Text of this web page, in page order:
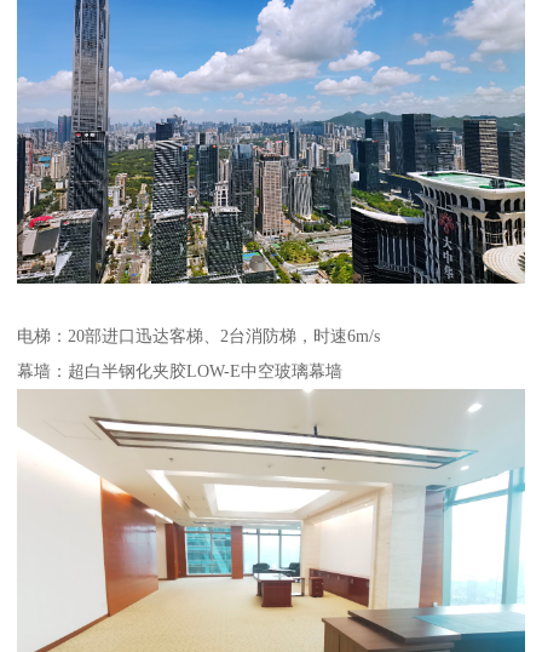
电梯：20部进口迅达客梯、2台消防梯，时速6m/s
幕墙：超白半钢化夹胶LOW-E中空玻璃幕墙